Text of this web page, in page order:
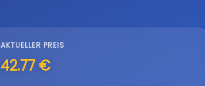
AKTUELLER PREIS
42.77 €